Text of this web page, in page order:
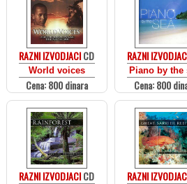
RAZNI IZVODJACICD
World voices
Cena: 800 dinara
RAZNI
Piano by the
Cena: 800
RAZNI IZVODJACICD RAZNI